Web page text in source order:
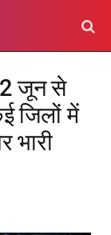
जून से
जिलों में
भारी